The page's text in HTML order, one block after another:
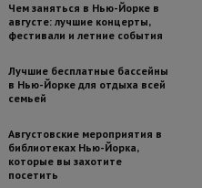
Чем заняться в Нью-Йорке в
августе: лучшие концерты,
фестивали и летние события
Лучшие бесплатные бассейны
в Нью-Йорке для отдыха всей
семьей
Августовские мероприятия в
библиотеках Нью-Йорка,
которые вы захотите
посетить